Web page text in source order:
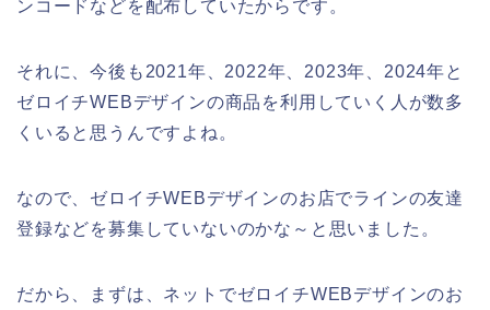
ンコードなどを配布していたからです。
それに、今後も2021年、2022年、2023年、2024年と
ゼロイチWEBデザインの商品を利用していく人が数多
くいると思うんですよね。
なので、ゼロイチWEBデザインのお店でラインの友達
登録などを募集していないのかな～と思いました。
だから、まずは、ネットでゼロイチWEBデザインのお